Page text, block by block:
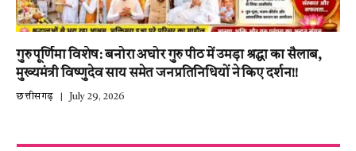
गुरु पूर्णिमा विशेष: बनोरा अघोर गुरु पीठ में उमड़ा श्रद्धा का सैलाब,
मुख्यमंत्री विष्णुदेव साय समेत जनप्रतिनिधियों ने किए दर्शन!!
छत्तीसगढ़ July 29, 2026